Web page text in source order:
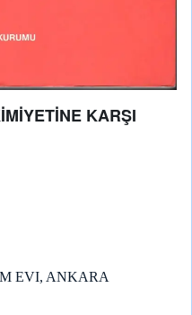
KARŞI
EVI, ANKARA